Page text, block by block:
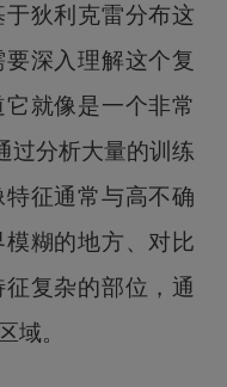
狄利克雷分布这
深入理解这个复
就像是一个非常
过分析大量的训练
征通常与高不确
糊的地方、对比
复杂的部位，通
域。